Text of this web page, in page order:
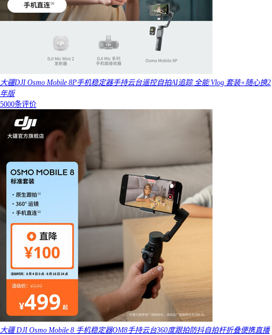
大疆DJI Osmo Mobile 8P手机稳定器手持云台遥控自拍AI追踪 全能 Vlog 套装+随心换2
年版
5000条评价
大疆 DJI Osmo Mobile 8 手机稳定器OM8手持云台360度跟拍防抖自拍杆折叠便携直播